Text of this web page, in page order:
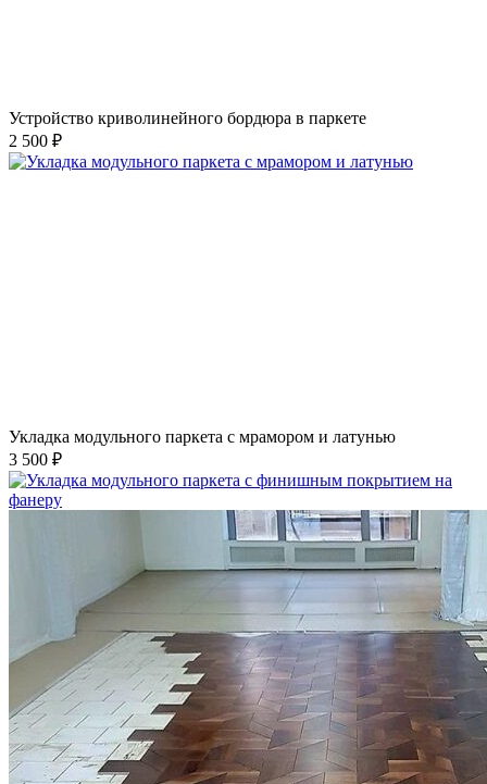
Устройство криволинейного бордюра в паркете
2 500 ₽
Укладка модульного паркета с мрамором и латунью
3 500 ₽
Укладка модульного паркета с финишным покрытием на
фанеру